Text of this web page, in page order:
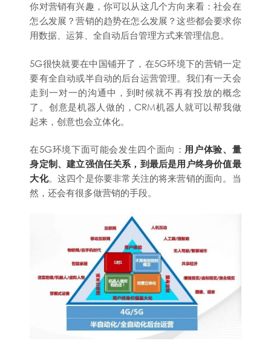
你对营销有兴趣，你可以从这几个方向来看：社会在
怎么发展？营销的趋势在怎么发展？这些都会要求你
用数据、运算、全自动后台管理方式来管理信息。
5G很快就要在中国铺开了，在5G环境下的营销一定
要有全自动或半自动的后台运营管理。我们有一天会
走到一对一的沟通中，到时候就不再有投放的概念
了。创意是机器人做的，CRM机器人就可以帮我做
起来，创意也会立体化。
在5G环境下面可能会发生四个面向： 用户体验、量
身定制、建立强信任关系，到最后是用户终身价值最
大化。这四个是你要非常关注的将来营销的面向。当
然，还会有很多做营销的手段。